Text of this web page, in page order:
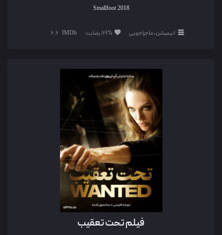
Smallfoot 2018
انیمیشن، ماجراجویی 89% رضایت
فیلم تحت تعقیب